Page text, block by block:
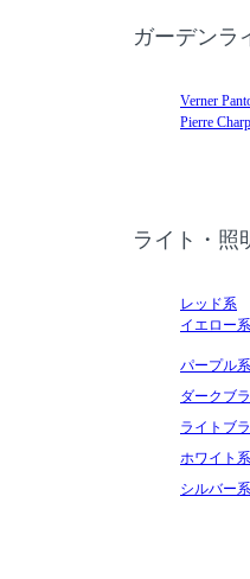
ガーデンラ
Verner
Pierre
ライト・照
レッド系
イエロー系
パープル系
ダークブ
ライトブ
ホワイト系
シルバー系